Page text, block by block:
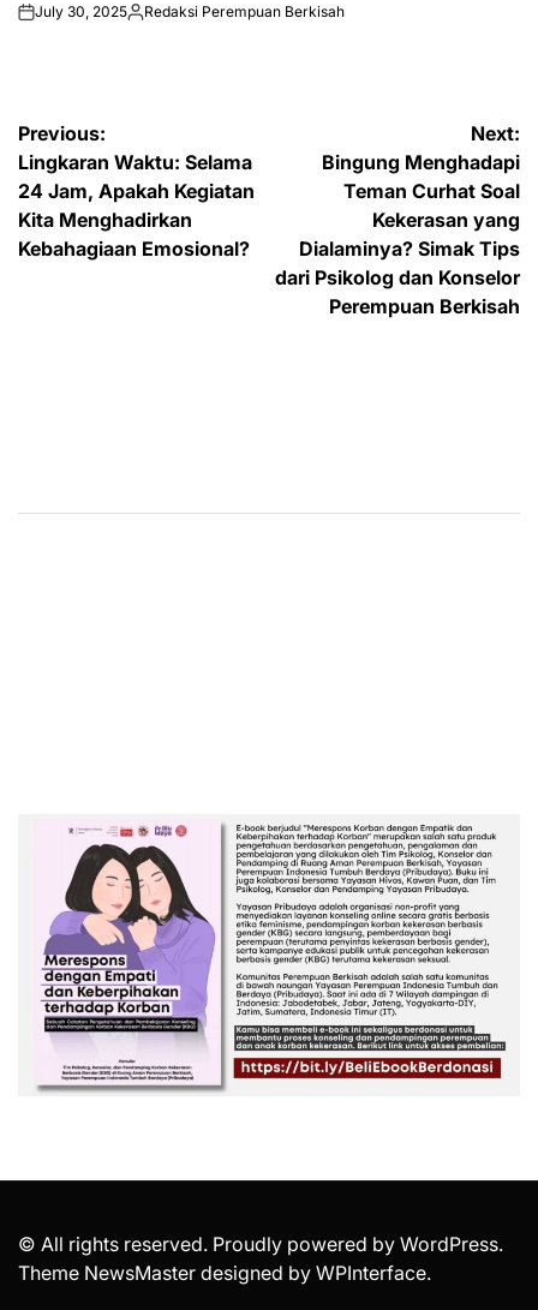
onJuly 30, 2025Posted
Redaksi Perempuan Berkisah
Post
navigation
Previous:
Lingkaran Waktu: Selama
24 Jam, Apakah Kegiatan
Kita Menghadirkan
Kebahagiaan Emosional?
Next:
Bingung Menghadapi
Teman Curhat Soal
Kekerasan yang
Dialaminya? Simak Tips
dari Psikolog dan Konselor
Perempuan Berkisah
© All rights reserved. Proudly powered by WordPress.
Theme NewsMaster designed by WPInterface.